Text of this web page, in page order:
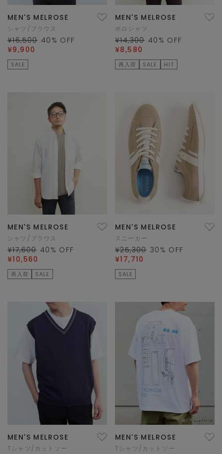
MEN'S MELROSE
シャツ/ブラウス
¥16,500 40 % OFF
¥9,900
SALE
MEN'S MELROSE
ポロシャツ
¥14,300 40 % OFF
¥8,580
再入荷 SALE HIT
MEN'S MELROSE
シャツ/ブラウス
¥17,600 40 % OFF
¥10,560
再入荷 SALE
MEN'S MELROSE
スニーカー
¥25,300 30 % OFF
¥17,710
SALE
MEN'S MELROSE
Tシャツ/カットソー
MEN'S MELROSE
Tシャツ/カットソー